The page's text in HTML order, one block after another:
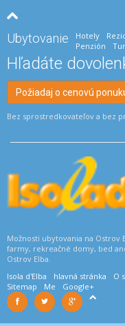
Ubytovanie Hotely
Penzión
Hľadáte
Požiadaj o cenovú
Bez sprostredkovateľov a bez
Možnosti ubytovania na
farmy, rekreačné domy, bed
Ostrov Elba.
Isola d'Elba
hlavná stránka O
Sitemap
Me Google+